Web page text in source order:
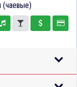
(чаевые)